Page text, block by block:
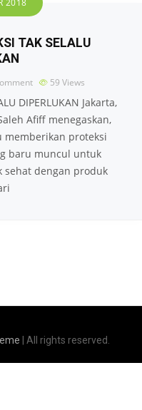
2018
TAK SELALU
59 Views
DIPERLUKAN Jakarta,
Afiff menegaskan,
proteksi
baru muncul untuk
dengan produk
| All rights reserved.